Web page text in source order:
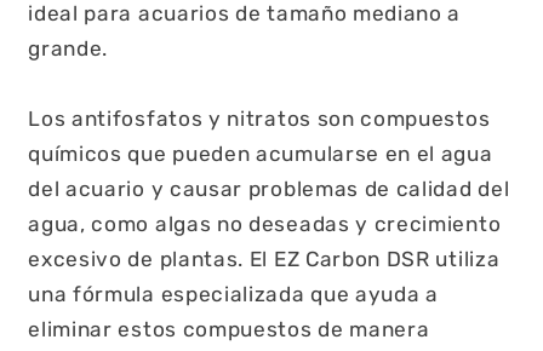
ideal para acuarios de tamaño mediano a
grande.
Los antifosfatos y nitratos son compuestos
químicos que pueden acumularse en el agua
del acuario y causar problemas de calidad del
agua, como algas no deseadas y crecimiento
excesivo de plantas. El EZ Carbon DSR utiliza
una fórmula especializada que ayuda a
eliminar estos compuestos de manera